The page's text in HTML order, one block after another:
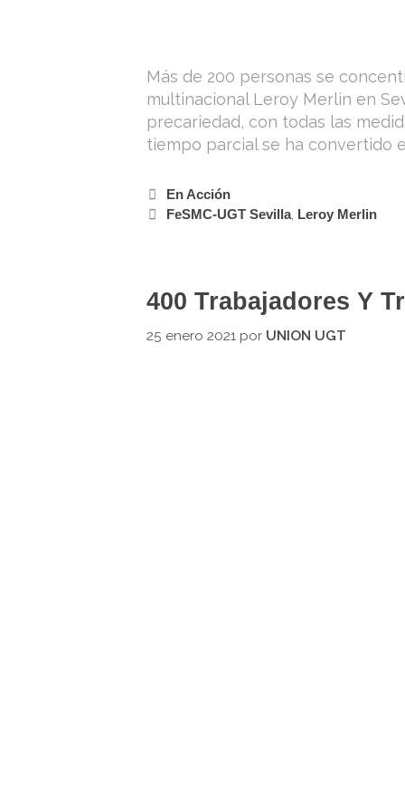
Más de 200 personas se
multinacional Leroy Merlin en
precariedad, con todas las
tiempo parcial se ha convertido
En Acción
FeSMC-UGT Sevilla, Leroy Merlin
400 Trabajadores Y
25 enero 2021 por UNION UGT